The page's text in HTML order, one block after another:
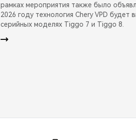
рамках мероприятия также было
2026 году технология Chery VPD будет
серийных моделях Tiggo 7 и Tiggo 8.